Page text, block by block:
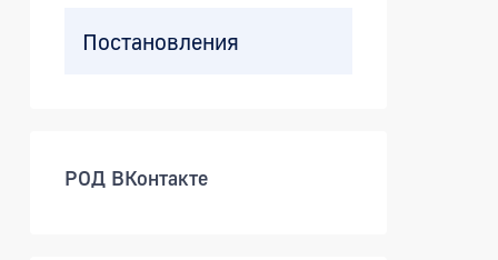
Постановления
РОД ВКонтакте